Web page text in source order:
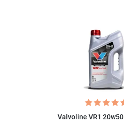
Valvoline VR1 20w50